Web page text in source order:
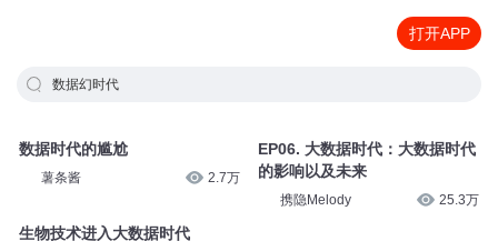
打开APP
数据幻时代
数据时代的尴尬
薯条酱 2.7万
生物技术进入大数据时代
EP06. 大数据时代：大数据时代
的影响以及未来
携隐Melody 25.3万